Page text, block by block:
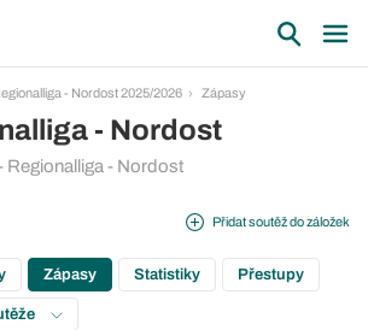
- Nordost 2025/2026 Zápasy
- Nordost
Regionalliga - Nordost
Přidat soutěž do záložek
Zápasy Statistiky Přestupy